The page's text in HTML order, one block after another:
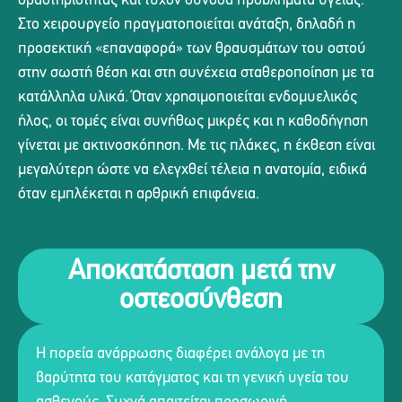
Στο χειρουργείο πραγματοποιείται ανάταξη, δηλαδή η
προσεκτική «επαναφορά» των θραυσμάτων του οστού
στην σωστή θέση και στη συνέχεια σταθεροποίηση με τα
κατάλληλα υλικά. Όταν χρησιμοποιείται ενδομυελικός
ήλος, οι τομές είναι συνήθως μικρές και η καθοδήγηση
γίνεται με ακτινοσκόπηση. Με τις πλάκες, η έκθεση είναι
μεγαλύτερη ώστε να ελεγχθεί τέλεια η ανατομία, ειδικά
όταν εμπλέκεται η αρθρική επιφάνεια.
Αποκατάσταση μετά την
οστεοσύνθεση
Η πορεία ανάρρωσης διαφέρει ανάλογα με τη
βαρύτητα του κατάγματος και τη γενική υγεία του